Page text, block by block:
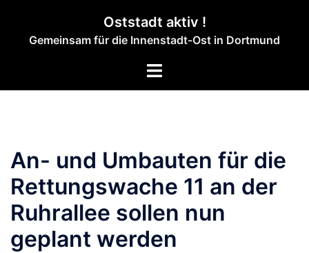
springen
Oststadt aktiv !
Gemeinsam für die Innenstadt-Ost in Dortmund
Menü
An- und Umbauten für die
Rettungswache 11 an der
Ruhrallee sollen nun
geplant werden